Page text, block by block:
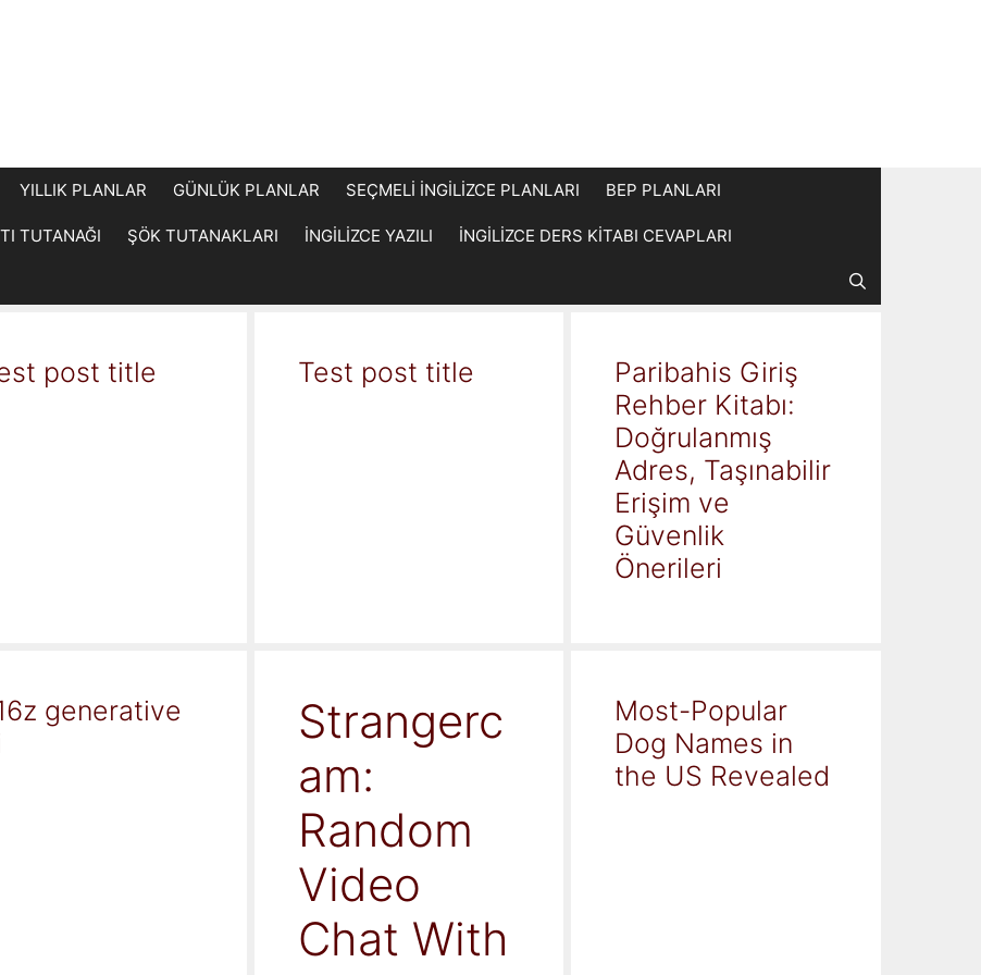
YILLIK PLANLAR GÜNLÜK PLANLAR SEÇMELİ İNGİLİZCE PLANLARI BEP PLANLARI
TUTANAĞI ŞÖK TUTANAKLARI İNGİLİZCE YAZILI İNGİLİZCE DERS KİTABI CEVAPLARI
post title Test post title
Paribahis Giriş
Rehber Kitabı:
Doğrulanmış
Adres, Taşınabilir
Erişim ve
Güvenlik
Önerileri
generative
Strangerc
am:
Random
Video
Chat With
Most-Popular
Dog Names in
the US Revealed